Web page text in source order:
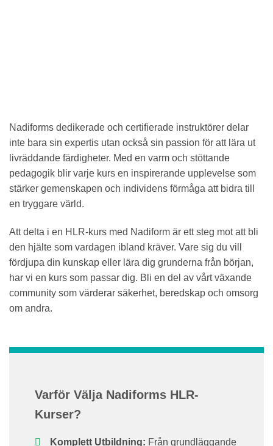
Nadiforms dedikerade och certifierade instruktörer delar
inte bara sin expertis utan också sin passion för att lära ut
livräddande färdigheter. Med en varm och stöttande
pedagogik blir varje kurs en inspirerande upplevelse som
stärker gemenskapen och individens förmåga att bidra till
en tryggare värld.
Att delta i en HLR-kurs med Nadiform är ett steg mot att bli
den hjälte som vardagen ibland kräver. Vare sig du vill
fördjupa din kunskap eller lära dig grunderna från början,
har vi en kurs som passar dig. Bli en del av vårt växande
community som värderar säkerhet, beredskap och omsorg
om andra.
Varför Välja Nadiforms HLR-
Kurser?
Komplett Utbildning: Från grundläggande